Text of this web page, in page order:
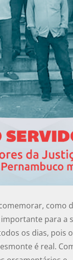
como
para a
os dias, pois
é real.